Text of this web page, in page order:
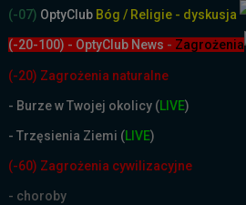
(-07) OptyClub Bóg / Religie - dyskusja
(-20-100) - OptyClub News - Zagrożenia
(-20) Zagrożenia naturalne
- Burze w Twojej okolicy (LIVE)
- Trzęsienia Ziemi (LIVE)
(-60) Zagrożenia cywilizacyjne
- choroby